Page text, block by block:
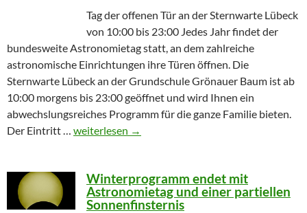
Tag der offenen Tür an der Sternwarte Lübeck
von 10:00 bis 23:00 Jedes Jahr findet der
bundesweite Astronomietag statt, an dem zahlreiche
astronomische Einrichtungen ihre Türen öffnen. Die
Sternwarte Lübeck an der Grundschule Grönauer Baum ist ab
10:00 morgens bis 23:00 geöffnet und wird Ihnen ein
abwechslungsreiches Programm für die ganze Familie bieten.
Der Eintritt … Partielle Sonnenfinsternis am Tag der
weiterlesen →
Winterprogramm endet mit
Astronomietag und einer partiellen
Sonnenfinsternis